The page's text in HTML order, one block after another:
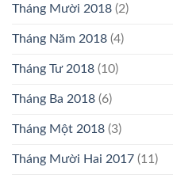
Tháng Mười 2018 (2)
Tháng Năm 2018 (4)
Tháng Tư 2018 (10)
Tháng Ba 2018 (6)
Tháng Một 2018 (3)
Tháng Mười Hai 2017 (11)